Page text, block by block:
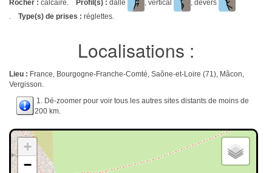
Rocher : calcaire. Profil(s) : dalle , vertical
, dévers
. Type(s) de prises : réglettes.
Localisations :
Lieu : France, Bourgogne-Franche-Comté, Saône-et-Loire (71), Mâcon,
Vergisson.
1. Dé-zoomer pour voir tous les autres sites distants de moins de
200 km.
+
−